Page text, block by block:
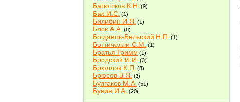
Батюшков К.Н. (9)
Бах И.С. (1)
Билибин И.Я. (1)
Блок А.А. (8)
Богданов-Бельский Н.П. (1)
Боттичелли С.М. (1)
Братья Гримм (1)
Бродский И.И. (3)
Брюллов К.П. (8)
Брюсов В.Я. (2)
Булгаков М.А. (51)
Бунин И.А. (20)
Быков В.В.(2)